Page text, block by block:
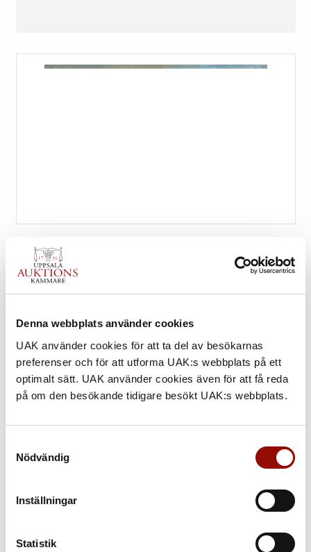
Denna webbplats använder cookies
UAK använder cookies för att ta del av besökarnas
preferenser och för att utforma UAK:s webbplats på ett
optimalt sätt. UAK använder cookies även för att få reda
på om den besökande tidigare besökt UAK:s webbplats.
Nödvändig
Inställningar
Statistik
359. JACOB HÄGG
UTROP
200.000 - 250.000 SEK
€ 17.000 - 21.000
KLUBBAT PRIS
Jacob Hägg
(1839‑1931). ”Fransk kapare av chasse-marée-typ